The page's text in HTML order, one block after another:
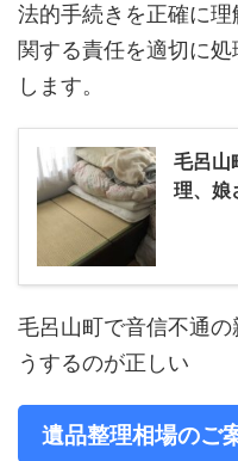
法的手続きを正確に
関する責任を適切に
します。
毛呂山
理、娘
毛呂山町で音信不通
うするのが正しい
遺品整理相場のご